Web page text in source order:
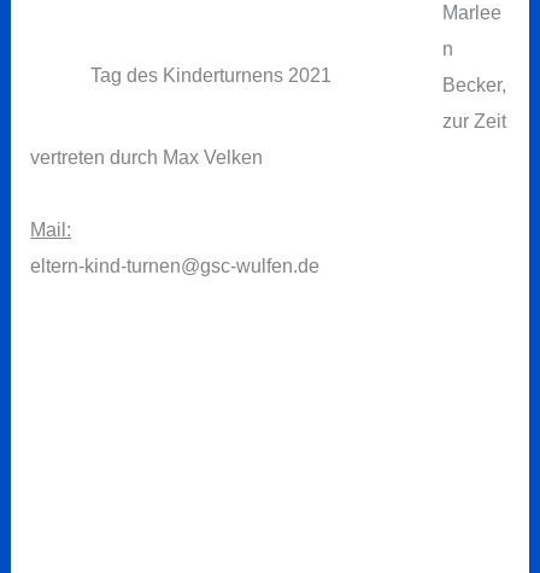
Tag des Kinderturnens 2021
Marlee
n
Becker,
zur Zeit
vertreten durch Max Velken
Mail:
eltern-kind-turnen@gsc-wulfen.de